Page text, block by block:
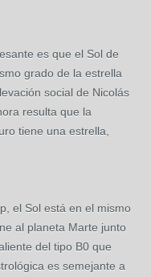
es que el Sol de
grado de la estrella
social de Nicolás
resulta que la
tiene una estrella,
el Sol está en el mismo
al planeta Marte junto
del tipo B0 que
es semejante a